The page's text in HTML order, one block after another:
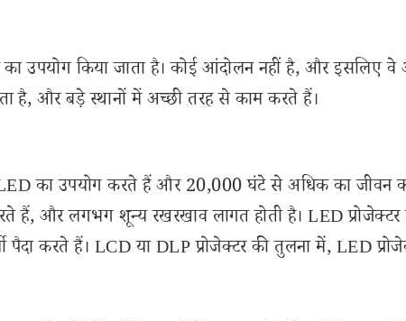
का उपयोग किया जाता है। कोई आंदोलन नहीं है, और इसलिए
है, और बड़े स्थानों में अच्छी तरह से काम करते हैं।
का उपयोग करते हैं और 20,000 घंटे से अधिक का जीवन
हैं, और लगभग शून्य रखरखाव लागत होती है। LED प्रोजेक्टर
पैदा करते हैं। LCD या DLP प्रोजेक्टर की तुलना में, LED